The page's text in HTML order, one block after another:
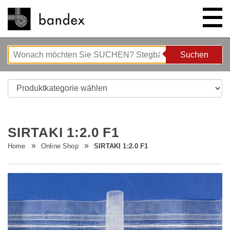
ONLINE SHOP
HIGHLIGHTS
Neue Innovationen
Wave System L'ONDA
Unternehmen
Firmenrundgang
ANLEITUNGEN/TIPPS & TRICKS
Nähanleitung
STELLENANGEBOTE
Suchen
Suchen
SIRTAKI 1:2.0 F1
Home Online Shop SIRTAKI 1:2.0 F1